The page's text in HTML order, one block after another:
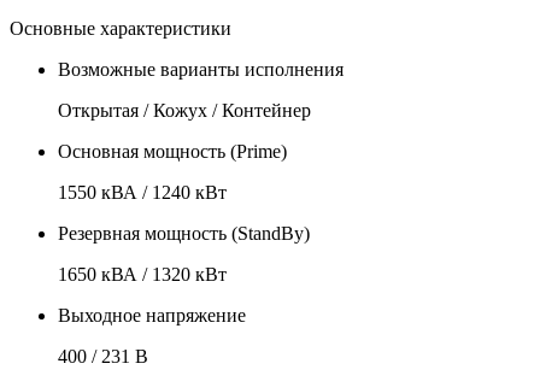
Основные характеристики
Возможные варианты исполнения
Открытая / Кожух / Контейнер
Основная мощность (Prime)
1550 кВА / 1240 кВт
Резервная мощность (StandBy)
1650 кВА / 1320 кВт
Выходное напряжение
400 / 231 В